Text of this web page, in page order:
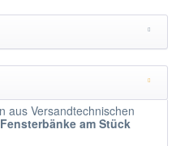
aus Versandtechnischen
Fensterbänke am Stück